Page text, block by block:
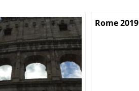
Rome 2019